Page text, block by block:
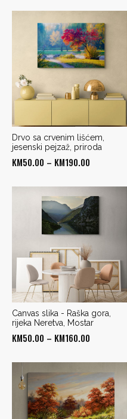
Drvo sa crvenim lišćem,
jesenski pejzaž, priroda
KM50.00 – KM190.00
through
KM190.00
Canvas slika - Raška gora,
rijeka Neretva, Mostar
KM50.00 – KM160.00
through
KM160.00